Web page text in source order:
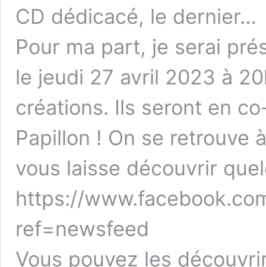
CD dédicacé, le dernier…
Pour ma part, je serai
le jeudi 27 avril 2023 à
créations. Ils seront en
Papillon ! On se retrouve
vous laisse découvrir
https://
ref=newsfeed
Vous pouvez les